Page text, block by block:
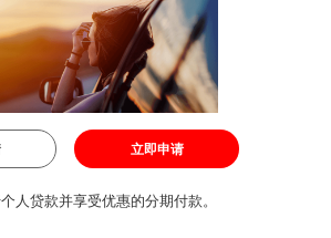
立即申请
人贷款并享受优惠的分期付款。